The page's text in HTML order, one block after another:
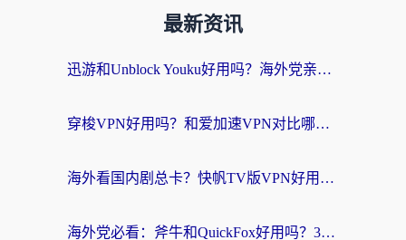
最新资讯
迅游和Unblock Youku好用吗？海外党亲测：3个维度教你选对回国加速器
穿梭VPN好用吗？和爱加速VPN对比哪个回国效果更好？海外党必看的实用指南
海外看国内剧总卡？快帆TV版VPN好用吗？和海牛VPN对比哪个回国效果更好？
海外党必看：斧牛和QuickFox好用吗？3步选对回国加速器，无缝刷国内剧玩游戏